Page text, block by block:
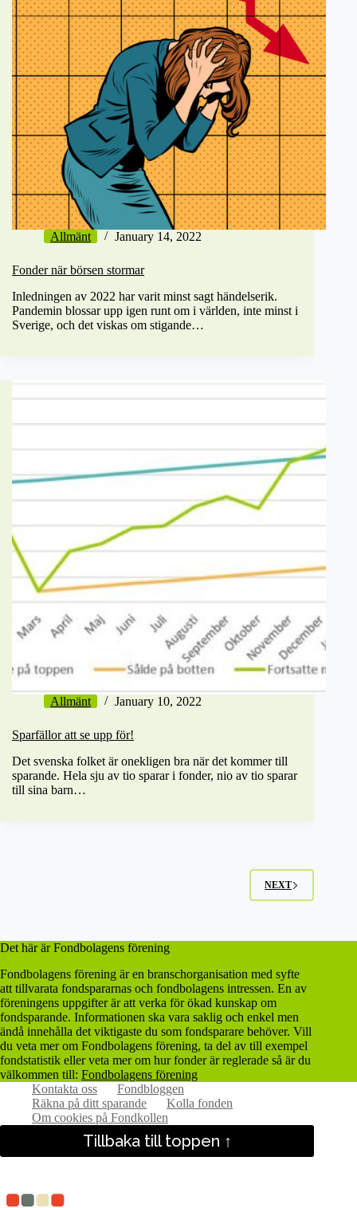
Allmänt January 14, 2022
Fonder när börsen stormar
Inledningen av 2022 har varit minst sagt händelserik.
Pandemin blossar upp igen runt om i världen, inte minst i
Sverige, och det viskas om stigande…
Allmänt January 10, 2022
Sparfällor att se upp för!
Det svenska folket är onekligen bra när det kommer till
sparande. Hela sju av tio sparar i fonder, nio av tio sparar
till sina barn…
NEXT
Det här är Fondbolagens förening
Fondbolagens förening är en branschorganisation med syfte
att tillvarata fondspararnas och fondbolagens intressen. En av
föreningens uppgifter är att verka för ökad kunskap om
fondsparande. Informationen ska vara saklig och enkel men
ändå innehålla det viktigaste du som fondsparare behöver. Vill
du veta mer om Fondbolagens förening, ta del av till exempel
fondstatistik eller veta mer om hur fonder är reglerade så är du
välkommen till: Fondbolagens förening
Kontakta oss
Fondbloggen
Räkna på ditt sparande
Kolla fonden
Om cookies på Fondkollen
Tillbaka till toppen ↑